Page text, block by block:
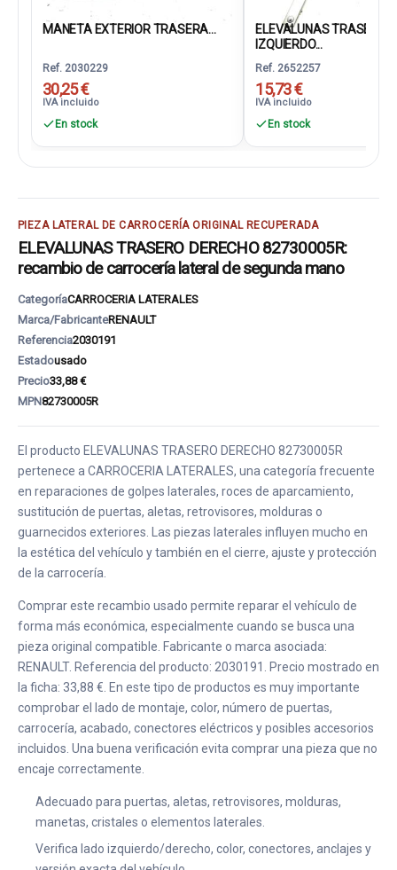
MANETA EXTERIOR TRASERA...
Ref. 2030229
30,25 €
IVA incluido
En stock
ELEVALUNAS TRASERO
IZQUIERDO...
Ref. 2652257
15,73 €
IVA incluido
En stock
PIEZA LATERAL DE CARROCERÍA ORIGINAL RECUPERADA
ELEVALUNAS TRASERO DERECHO 82730005R:
recambio de carrocería lateral de segunda mano
CategoríaCARROCERIA LATERALES
Marca/FabricanteRENAULT
Referencia2030191
Estadousado
Precio33,88 €
MPN82730005R
El producto ELEVALUNAS TRASERO DERECHO 82730005R
pertenece a CARROCERIA LATERALES, una categoría frecuente
en reparaciones de golpes laterales, roces de aparcamiento,
sustitución de puertas, aletas, retrovisores, molduras o
guarnecidos exteriores. Las piezas laterales influyen mucho en
la estética del vehículo y también en el cierre, ajuste y protección
de la carrocería.
Comprar este recambio usado permite reparar el vehículo de
forma más económica, especialmente cuando se busca una
pieza original compatible. Fabricante o marca asociada:
RENAULT. Referencia del producto: 2030191. Precio mostrado en
la ficha: 33,88 €. En este tipo de productos es muy importante
comprobar el lado de montaje, color, número de puertas,
carrocería, acabado, conectores eléctricos y posibles accesorios
incluidos. Una buena verificación evita comprar una pieza que no
encaje correctamente.
Adecuado para puertas, aletas, retrovisores, molduras,
manetas, cristales o elementos laterales.
Verifica lado izquierdo/derecho, color, conectores, anclajes y